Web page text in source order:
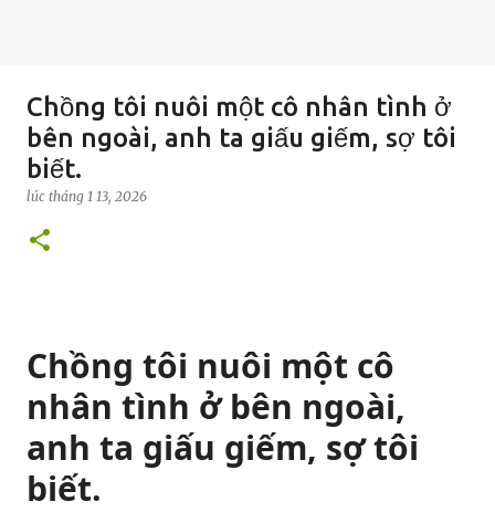
Chồng tôi nuôi một cô nhân tình ở
bên ngoài, anh ta giấu giếm, sợ tôi
biết.
lúc tháng 1 13, 2026
Chồng tôi nuôi một cô
nhân tình ở bên ngoài,
anh ta giấu giếm, sợ tôi
biết.